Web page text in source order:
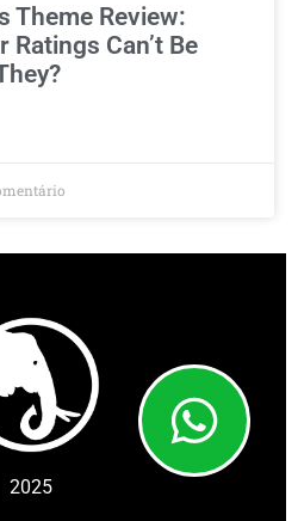
Theme Review:
Ratings Can’t Be
2025